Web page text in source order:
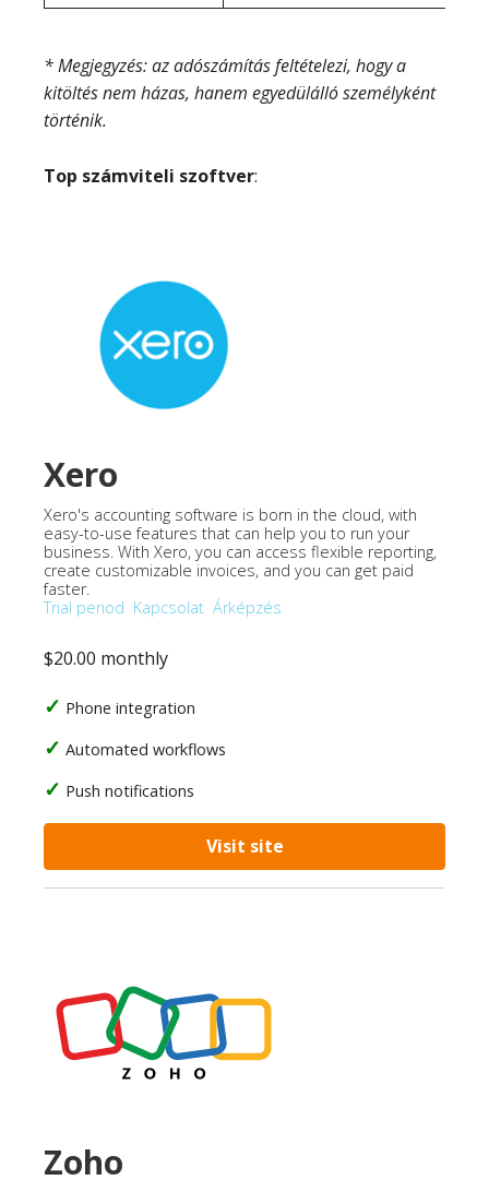
* Megjegyzés: az adószámítás feltételezi, hogy a
kitöltés nem házas, hanem egyedülálló személyként
történik.
Top számviteli szoftver:
Xero
Xero's accounting software is born in the cloud, with
easy-to-use features that can help you to run your
business. With Xero, you can access flexible reporting,
create customizable invoices, and you can get paid
faster.
Trial period Kapcsolat Árképzés
$20.00 monthly
Phone integration
Automated workflows
Push notifications
Visit site
Zoho